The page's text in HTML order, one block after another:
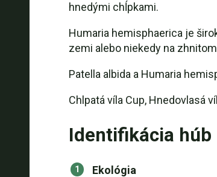
hnedými chĺpkami.
Humaria hemisphaerica je
zemi alebo niekedy na
Patella albida a Humaria
Chlpatá víla Cup, Hnedovlasá
Identifikácia húb
Ekológia